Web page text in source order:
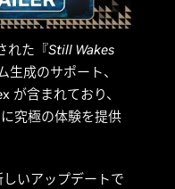
れた『Still Wakes
生成のサポート、
が含まれており、
究極の体験を提供
しいアップデートで